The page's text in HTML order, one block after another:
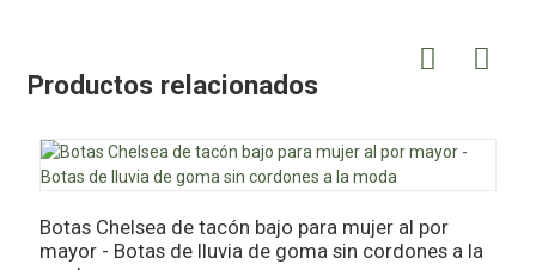
Productos relacionados
Botas Chelsea de tacón bajo para mujer al por
mayor - Botas de lluvia de goma sin cordones a la